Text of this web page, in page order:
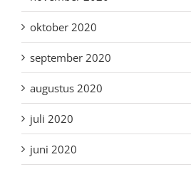
oktober 2020
september 2020
augustus 2020
juli 2020
juni 2020